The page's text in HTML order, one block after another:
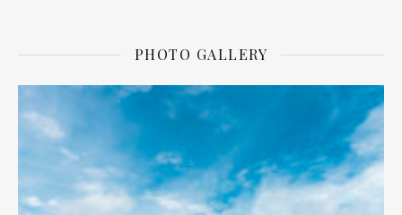
PHOTO GALLERY